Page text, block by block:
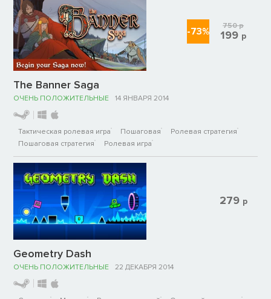
The Banner Saga
ОЧЕНЬ ПОЛОЖИТЕЛЬНЫЕ 14 ЯНВАРЯ 2014
Тактическая ролевая игра Пошаговая
Ролевая стратегия
Пошаговая стратегия
Ролевая игра
-73% 750р
199 р
Geometry Dash
ОЧЕНЬ ПОЛОЖИТЕЛЬНЫЕ 22 ДЕКАБРЯ 2014
279 р